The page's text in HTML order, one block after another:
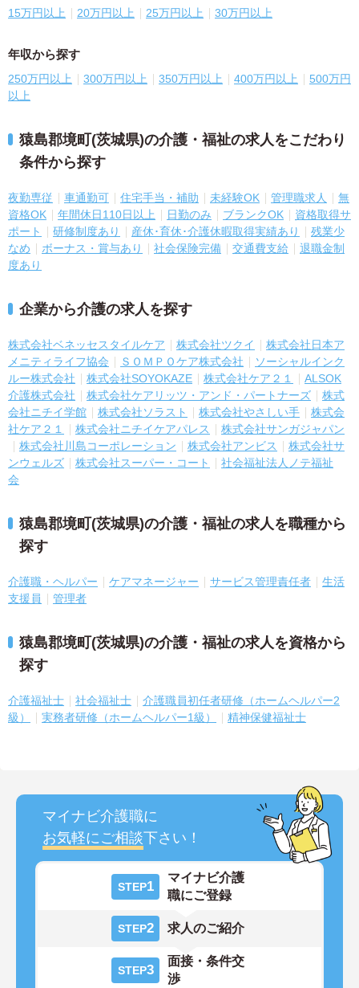
15万円以上 20万円以上 25万円以上 30万円以上
年収から探す
250万円以上 300万円以上 350万円以上 400万円以上
500万円
以上
猿島郡境町(茨城県)の介護・福祉の求人をこだわり
条件から探す
夜勤専従 車通勤可 住宅手当・補助 未経験OK 管理職求人
無
資格OK
年間休日110日以上 日勤のみ ブランクOK
資格取得サ
ポート
研修制度あり 産休･育休･介護休暇取得実績あり
残業少
なめ
ボーナス・賞与あり 社会保険完備 交通費支給
退職金制
度あり
企業から介護の求人を探す
株式会社ベネッセスタイルケア 株式会社ツクイ
株式会社日本ア
メニティライフ協会
ＳＯＭＰＯケア株式会社
ソーシャルインク
ルー株式会社
株式会社SOYOKAZE 株式会社ケア２１
ALSOK
介護株式会社
株式会社ケアリッツ・アンド・パートナーズ
株式
会社ニチイ学館
株式会社ソラスト 株式会社やさしい手
株式会
社ケア２１
株式会社ニチイケアパレス
株式会社サンガジャパン
株式会社川島コーポレーション
株式会社アンビス
株式会社サ
ンウェルズ
株式会社スーパー・コート
社会福祉法人ノテ福祉
会
猿島郡境町(茨城県)の介護・福祉の求人を職種から
探す
介護職・ヘルパー ケアマネージャー サービス管理責任者
生活
支援員
管理者
猿島郡境町(茨城県)の介護・福祉の求人を資格から
探す
介護福祉士 社会福祉士
介護職員初任者研修（ホームヘルパー2
級）
実務者研修（ホームヘルパー1級） 精神保健福祉士
マイナビ介護職に
お気軽にご相談下さい！
STEP1
マイナビ介護
職にご登録
STEP2 求人のご紹介
STEP3
面接・条件交
渉